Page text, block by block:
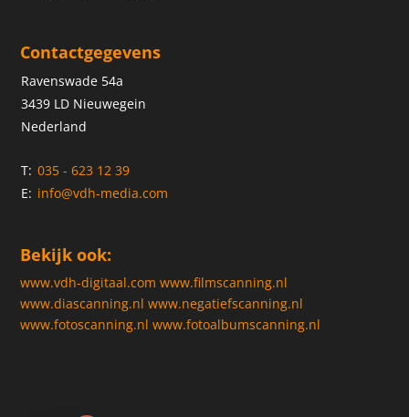
Contactgegevens
Ravenswade 54a
3439 LD Nieuwegein
Nederland
T: 035 - 623 12 39
E: info@vdh-media.com
Bekijk ook:
www.vdh-digitaal.com www.filmscanning.nl
www.diascanning.nl www.negatiefscanning.nl
www.fotoscanning.nl www.fotoalbumscanning.nl